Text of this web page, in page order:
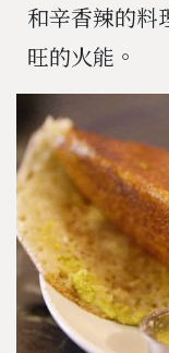
和辛香辣的料
旺的火能。